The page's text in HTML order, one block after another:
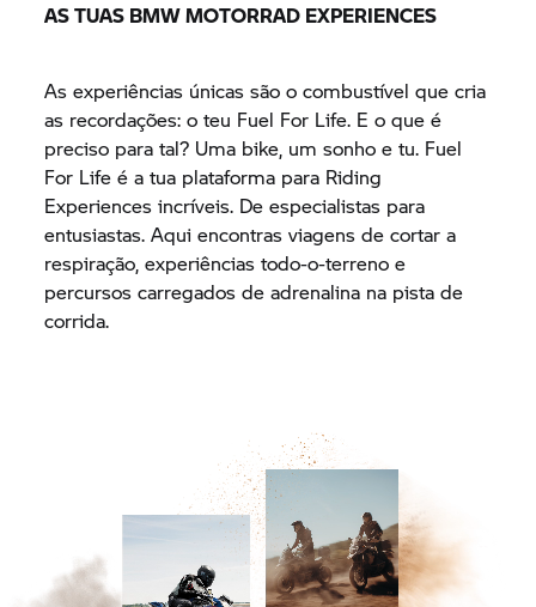
AS TUAS BMW MOTORRAD EXPERIENCES
As experiências únicas são o combustível que cria
as recordações: o teu Fuel For Life. E o que é
preciso para tal? Uma bike, um sonho e tu. Fuel
For Life é a tua plataforma para Riding
Experiences incríveis. De especialistas para
entusiastas. Aqui encontras viagens de cortar a
respiração, experiências todo-o-terreno e
percursos carregados de adrenalina na pista de
corrida.